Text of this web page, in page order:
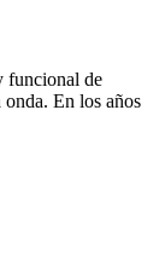
funcional de
En los años